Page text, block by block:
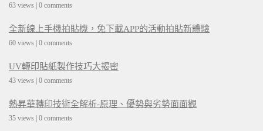
63 views | 0 comments
全新線上手機拍貼機，免下載APP的活動拍貼新體驗
60 views | 0 comments
UV轉印貼紙製作技巧大揭密
43 views | 0 comments
熱昇華轉印技術全解析-原理、優勢與劣勢面面觀
35 views | 0 comments